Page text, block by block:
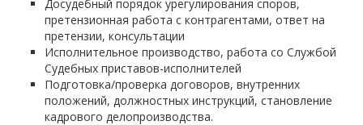
Досудебный порядок урегулирования споров,
претензионная работа с контрагентами, ответ на
претензии, консультации
Исполнительное производство, работа со Службой
Судебных приставов-исполнителей
Подготовка/проверка договоров, внутренних
положений, должностных инструкций, становление
кадрового делопроизводства.